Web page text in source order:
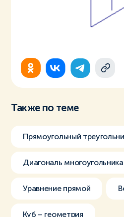
Также по теме
Прямоугольный
Диагональ многоугольника
Уравнение прямой
Куб – геометрия